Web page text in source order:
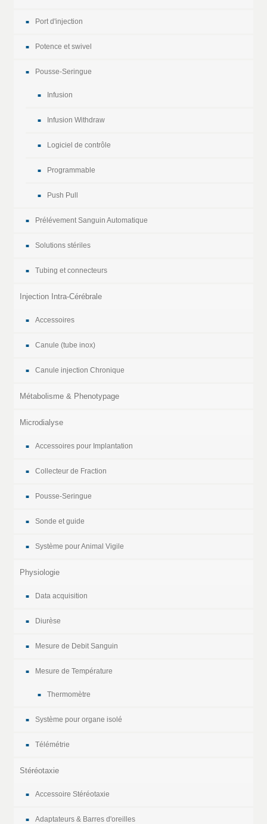
Port d'injection
Potence et swivel
Pousse-Seringue
Infusion
Infusion Withdraw
Logiciel de contrôle
Programmable
Push Pull
Prélévement Sanguin Automatique
Solutions stériles
Tubing et connecteurs
Injection Intra-Cérébrale
Accessoires
Canule (tube inox)
Canule injection Chronique
Métabolisme & Phenotypage
Microdialyse
Accessoires pour Implantation
Collecteur de Fraction
Pousse-Seringue
Sonde et guide
Système pour Animal Vigile
Physiologie
Data acquisition
Diurèse
Mesure de Debit Sanguin
Mesure de Température
Thermomètre
Système pour organe isolé
Télémétrie
Stéréotaxie
Accessoire Stéréotaxie
Adaptateurs & Barres d'oreilles